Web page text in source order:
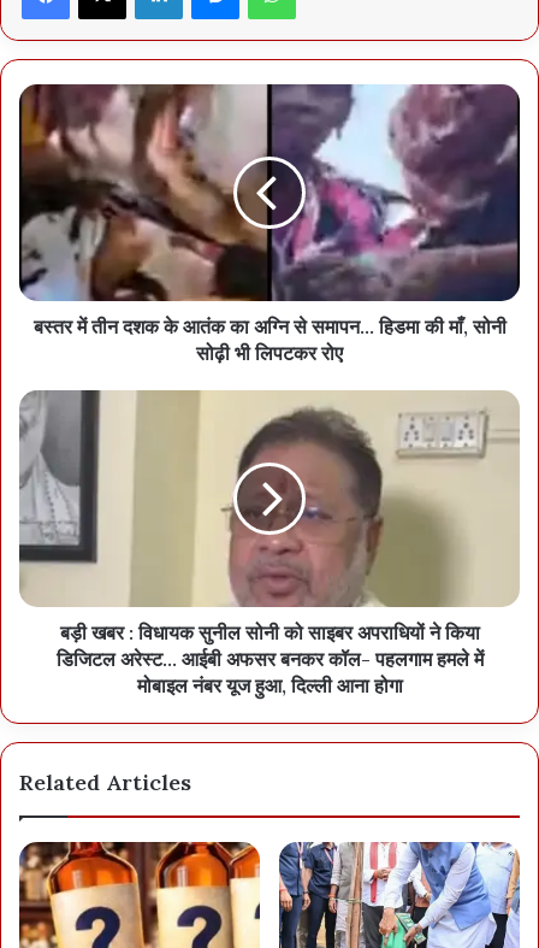
निर्वाचन पदाधिकारी ने जोर देकर कहा है कि BLO (बूथ लेवल ऑफिसर) के
होती है। कोई भी अधिकारी, कर्मचारी या BLO आपसे OTP नहीं मांगता। यह
आशंका है कि साइबर ठग ओटीपी भेजकर और इसे पूछकर फ्रॉड को अंजाम दे
सकते हैं।
दरअसल विभिन्न राज्यों की पुलिस ने नागरिकों को ‘SIR फॉर्म’ भरने की प्रक्रिया
से जुड़ी एक नई प्रकार की ऑनलाइन धोखाधड़ी (स्कैम) के प्रति आगाह किया है।
और लोगों से अपील की है कि वे किसी भी सूरत में अपने मोबाइल फोन में प्राप्त वन
टाइम पासवर्ड (OTP) किसी अज्ञात व्यक्ति के साथ साझा न करें।
बस्तर में तीन दशक के आतंक का अग्नि से समापन… हिडमा की माँ, सोनी
सोढ़ी भी लिपटकर रोए
बड़ी खबर : विधायक सुनील सोनी को साइबर अपराधियों ने किया
डिजिटल अरेस्ट… आईबी अफसर बनकर कॉल- पहलगाम हमले में
मोबाइल नंबर यूज हुआ, दिल्ली आना होगा
Related Articles